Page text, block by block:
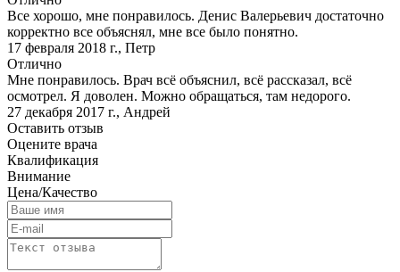
Все хорошо, мне понравилось. Денис Валерьевич достаточно
корректно все объяснял, мне все было понятно.
17 февраля 2018 г., Петр
Отлично
Мне понравилось. Врач всё объяснил, всё рассказал, всё
осмотрел. Я доволен. Можно обращаться, там недорого.
27 декабря 2017 г., Андрей
Оставить отзыв
Оцените врача
Квалификация
Внимание
Цена/Качество